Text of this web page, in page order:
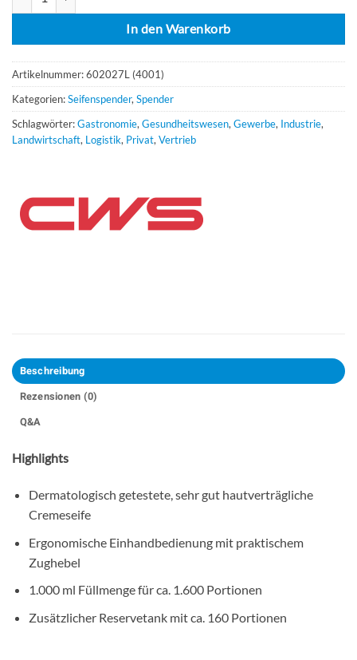
In den Warenkorb
Artikelnummer:602027L (4001)
Kategorien:Seifenspender, Spender
Schlagwörter:Gastronomie, Gesundheitswesen, Gewerbe, Industrie,
Landwirtschaft, Logistik, Privat, Vertrieb
Beschreibung
Rezensionen (0)
Q&A
Highlights
Dermatologisch getestete, sehr gut hautverträgliche
Cremeseife
Ergonomische Einhandbedienung mit praktischem
Zughebel
1.000 ml Füllmenge für ca. 1.600 Portionen
Zusätzlicher Reservetank mit ca. 160 Portionen